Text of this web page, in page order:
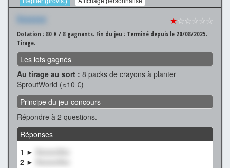
Xxxxxxx ★☆☆☆☆☆
Dotation : 80 € / 8 gagnants. Fin du jeu : Terminé depuis le 20/08/2025.
Tirage.
Les lots gagnés
Au tirage au sort : 8 packs de crayons à planter
SproutWorld (≈10 €)
Principe du jeu-concours
Répondre à 2 questions.
Réponses
1 ►
2 ►